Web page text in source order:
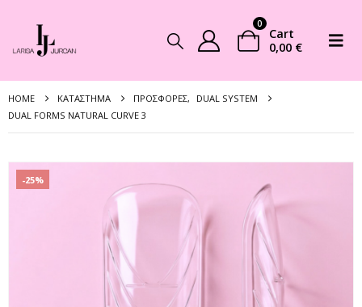
0
Cart
0,00 €
HOME ΚΑΤΆΣΤΗΜΑ ΠΡΟΣΦΟΡΈΣ,
DUAL SYSTEM
DUAL FORMS NATURAL CURVE 3
-25%